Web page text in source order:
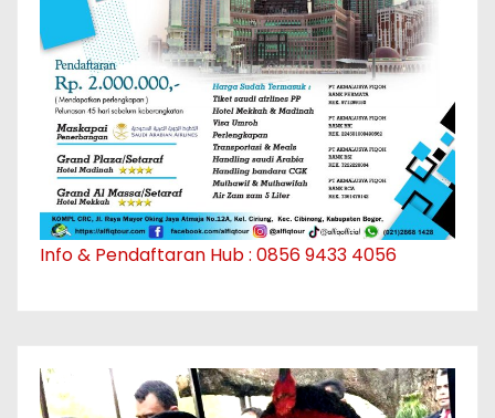
Info & Pendaftaran Hub : 0856 9433 4056